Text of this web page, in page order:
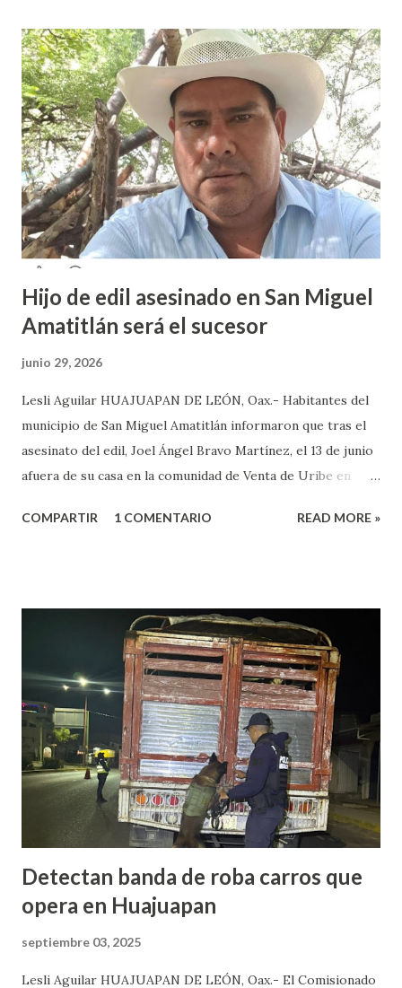
la colectiva acudieron a la Prepa 3 a recibir las denuncias de
acosos sexual por parte de sus profesores sin que las
autoridades educativas hicieran nada. Valeria Palma informó
que durante los 5 años que llevan realizando la marcha
feminista la Escuela Preparatoria 3 es una de las escuelas
que más denuncias recibe por tema de acosos sexual, por lo
que decidieron acudir a la institución y acuerpar a las e...
Hijo de edil asesinado en San Miguel
Amatitlán será el sucesor
junio 29, 2026
Lesli Aguilar HUAJUAPAN DE LEÓN, Oax.- Habitantes del
municipio de San Miguel Amatitlán informaron que tras el
asesinato del edil, Joel Ángel Bravo Martínez, el 13 de junio
afuera de su casa en la comunidad de Venta de Uribe en
el que tome protesta para poder concluir el gobierno
día, quien sacó un arma de fuego y disparo contra él, por lo
que las lesiones provocadas por este ataque armado
originaron que el edil perdiera la vida en el lugar. Además,
el presidente municipal el 6 de mayo venía viajando sobre la
carretera Huajuapan-Puebla a la altura del municipio de
Petlalcingo , Puebla, cuando sujetos fuertemente armados
lo bajaron de sus camioneta y los secuestraron con fines de
extorsión, donde le pedían una can...
COMPARTIR 1 COMENTARIO READ MORE »
Detectan banda de roba carros que
opera en Huajuapan
septiembre 03, 2025
Lesli Aguilar HUAJUAPAN DE LEÓN, Oax.- El Comisionado